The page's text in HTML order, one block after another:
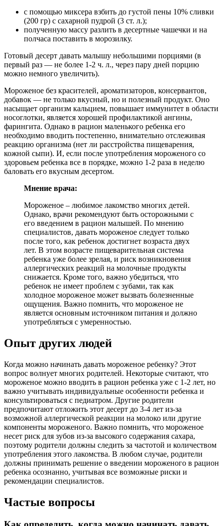
с помощью миксера взбить до густой пены 10% сливки
(200 гр) с сахарной пудрой (3 ст. л.);
полученную массу разлить в десертные чашечки и на
полчаса поставить в морозилку.
Готовый десерт давать малышу небольшими порциями (в
первый раз — не более 1-2 ч. л., через пару дней порцию
можно немного увеличить).
Мороженое без красителей, ароматизаторов, консервантов,
добавок — не только вкусный, но и полезный продукт. Оно
насыщает организм кальцием, повышает иммунитет в области
носоглотки, является хорошей профилактикой ангины,
фарингита. Однако в рацион маленького ребенка его
необходимо вводить постепенно, внимательно отслеживая
реакцию организма (нет ли расстройства пищеварения,
кожной сыпи). И, если после употребления мороженого со
здоровьем ребенка все в порядке, можно 1-2 раза в неделю
баловать его вкусным десертом.
Мнение врача:
Мороженое – любимое лакомство многих детей.
Однако, врачи рекомендуют быть осторожными с
его введением в рацион малышей. По мнению
специалистов, давать мороженое следует только
после того, как ребенок достигнет возраста двух
лет. В этом возрасте пищеварительная система
ребенка уже более зрелая, и риск возникновения
аллергических реакций на молочные продукты
снижается. Кроме того, важно убедиться, что
ребенок не имеет проблем с зубами, так как
холодное мороженое может вызвать болезненные
ощущения. Важно помнить, что мороженое не
является основным источником питания и должно
употребляться с умеренностью.
Опыт других людей
Когда можно начинать давать мороженое ребенку? Этот
вопрос волнует многих родителей. Некоторые считают, что
мороженое можно вводить в рацион ребенка уже с 1-2 лет, но
важно учитывать индивидуальные особенности ребенка и
консультироваться с педиатром. Другие родители
предпочитают отложить этот десерт до 3-4 лет из-за
возможной аллергической реакции на молоко или другие
компоненты мороженого. Важно помнить, что мороженое
несет риск для зубов из-за высокого содержания сахара,
поэтому родители должны следить за частотой и количеством
употребления этого лакомства. В любом случае, родители
должны принимать решение о введении мороженого в рацион
ребенка осознанно, учитывая все возможные риски и
рекомендации специалистов.
Частые вопросы